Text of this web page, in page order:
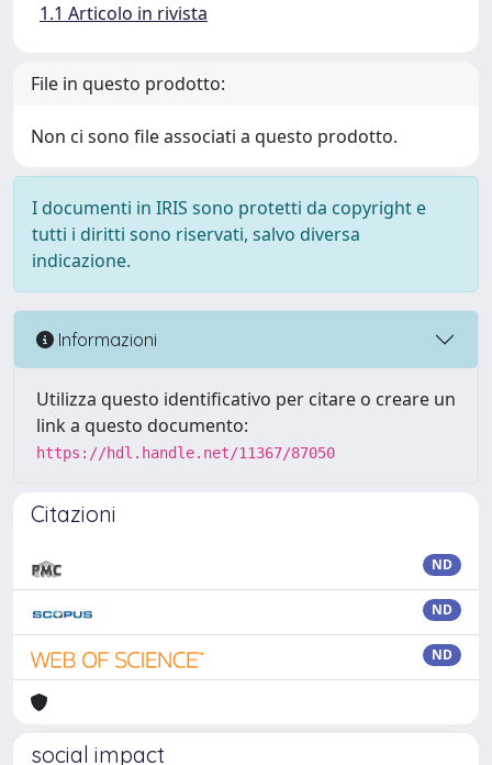
1.1 Articolo in rivista
File in questo prodotto:
Non ci sono file associati a questo prodotto.
I documenti in IRIS sono protetti da copyright e
tutti i diritti sono riservati, salvo diversa
indicazione.
Informazioni
Utilizza questo identificativo per citare o creare un
link a questo documento:
https://hdl.handle.net/11367/87050
Citazioni
ND
ND
ND
social impact